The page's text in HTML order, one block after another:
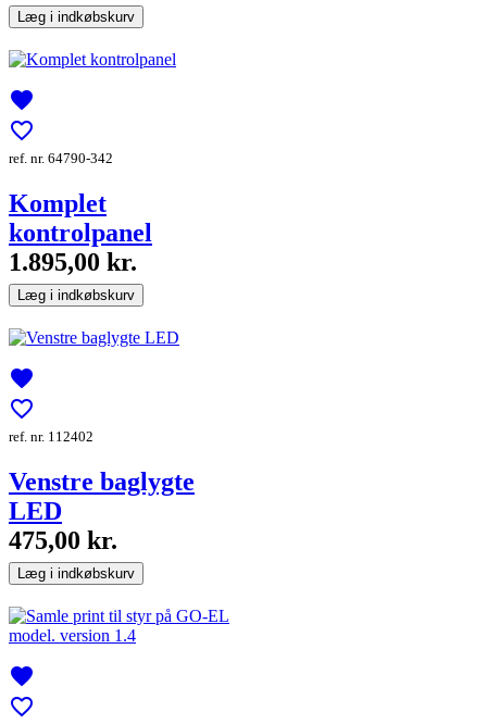
Læg i indkøbskurv
favorite
favorite_border
ref. nr. 64790-342
Komplet
kontrolpanel
1.895,00 kr.
Læg i indkøbskurv
favorite
favorite_border
ref. nr. 112402
Venstre baglygte
LED
475,00 kr.
Læg i indkøbskurv
favorite
favorite_border